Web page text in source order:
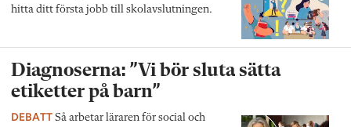
hitta ditt första jobb till skolavslutningen.
Diagnoserna: ”Vi bör sluta sätta
etiketter på barn”
DEBATT Så arbetar läraren för social och